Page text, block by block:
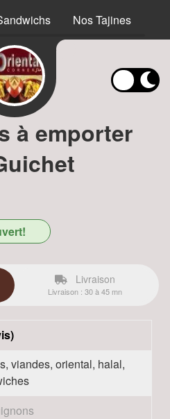
Nos Tajines
à emporter
Livraison
Livraison : 30 à 45 mn
viandes, oriental, halal,